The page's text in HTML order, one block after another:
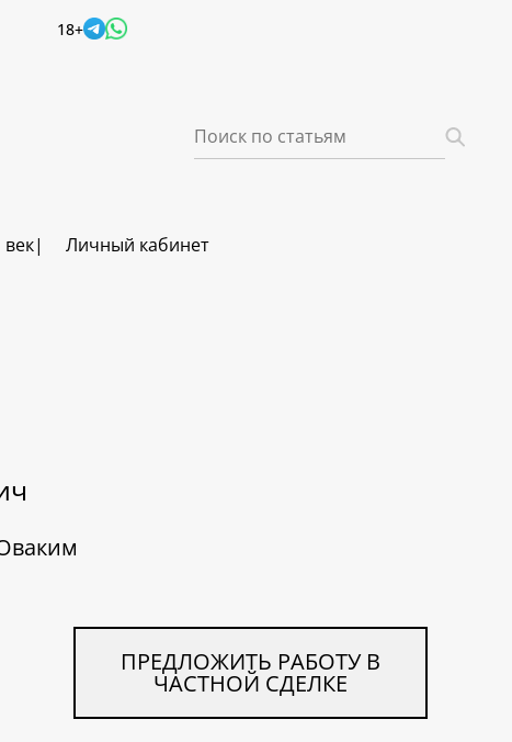
18+
век Личный кабинет
ПРЕДЛОЖИТЬ РАБОТУ В
ЧАСТНОЙ СДЕЛКЕ